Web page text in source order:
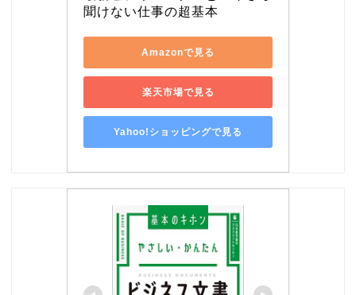
聞けない仕事の超基本
Amazonで見る
楽天市場で見る
Yahoo!ショッピングで見る